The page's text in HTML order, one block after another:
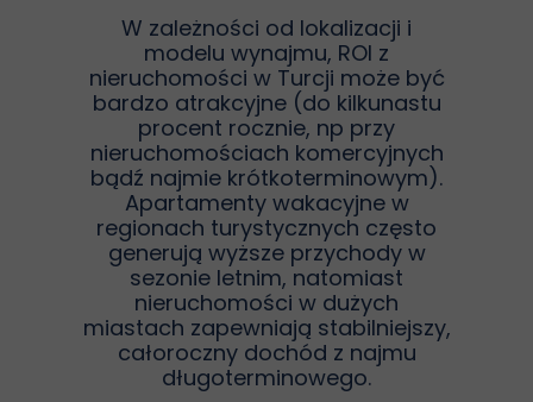
W zależności od lokalizacji i
modelu wynajmu, ROI z
nieruchomości w Turcji może być
bardzo atrakcyjne (do kilkunastu
procent rocznie, np przy
nieruchomościach komercyjnych
bądź najmie krótkoterminowym).
Apartamenty wakacyjne w
regionach turystycznych często
generują wyższe przychody w
sezonie letnim, natomiast
nieruchomości w dużych
miastach zapewniają stabilniejszy,
całoroczny dochód z najmu
długoterminowego.